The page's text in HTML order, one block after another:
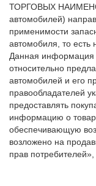
ТОРГОВЫХ
автомобилей)
применимости
автомобиля, то есть
Данная информация
относительно
автомобилей и его
правообладателей
предоставлять
информацию о
обеспечивающую
возложено на
прав